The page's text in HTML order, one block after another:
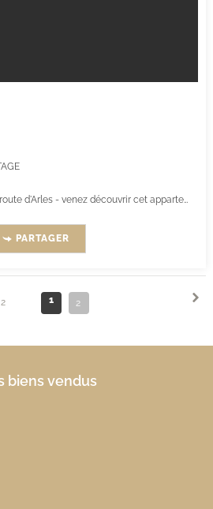
- venez découvrir cet appartement T4 de 125,26 m² Carrez.
PARTAGER
1 2
biens vendus